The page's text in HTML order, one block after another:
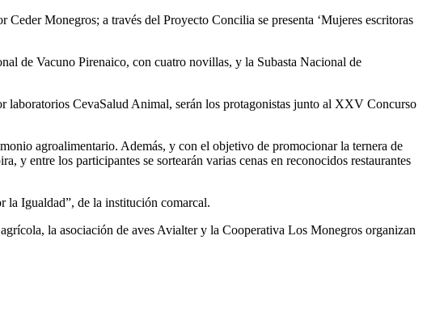
Monegros; a través del Proyecto Concilia se presenta ‘Mujeres escritoras
de Vacuno Pirenaico, con cuatro novillas, y la Subasta Nacional de
CevaSalud Animal, serán los protagonistas junto al XXV Concurso
agroalimentario. Además, y con el objetivo de promocionar la ternera de
y entre los participantes se sortearán varias cenas en reconocidos restaurantes
la Igualdad”, de la institución comarcal.
la asociación de aves Avialter y la Cooperativa Los Monegros organizan